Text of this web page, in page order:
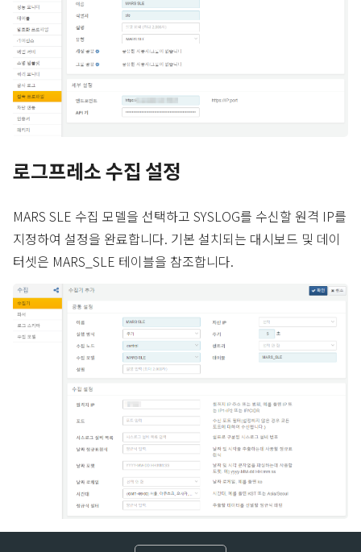
로그프레소 수집 설정
MARS SLE 수집 모델을 선택하고 SYSLOG를 수신할 원격 IP를
지정하여 설정을 완료합니다. 기본 설치되는 대시보드 및 데이
터셋은 MARS_SLE 테이블을 참조합니다.